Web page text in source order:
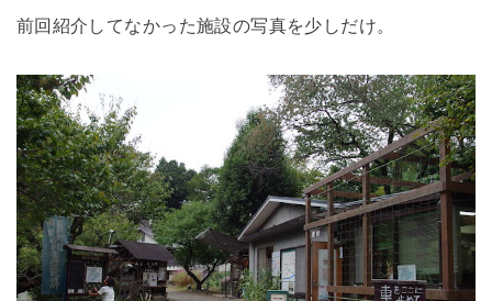
前回紹介してなかった施設の写真を少しだけ。